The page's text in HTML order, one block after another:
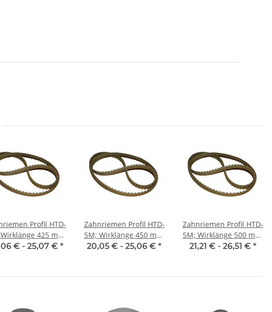
Profil HTD-
425 mm,
25 mm
€ - 25,07 € *
Zahnriemen Profil HTD-
5M; Wirklänge 450 mm,
Riemenbreite 25 mm
20,05 € - 25,06 € *
Zahnriemen Profil HTD-
5M; Wirklänge 500 mm,
Riemenbreite 25 mm
21,21 € - 26,51 € *